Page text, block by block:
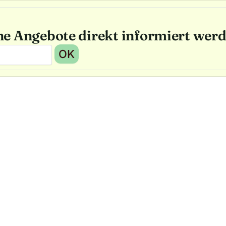
Angebote direkt informiert
OK